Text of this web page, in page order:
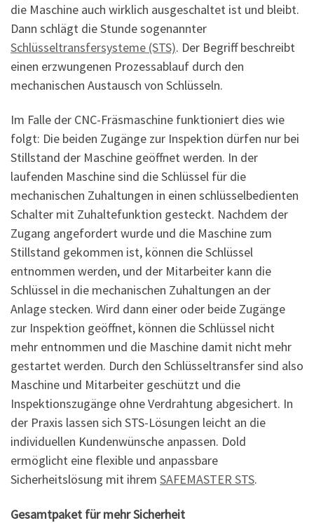
die Maschine auch wirklich ausgeschaltet ist und bleibt.
Dann schlägt die Stunde sogenannter
Schlüsseltransfersysteme (STS). Der Begriff beschreibt
einen erzwungenen Prozessablauf durch den
mechanischen Austausch von Schlüsseln.
Im Falle der CNC-Fräsmaschine funktioniert dies wie
folgt: Die beiden Zugänge zur Inspektion dürfen nur bei
Stillstand der Maschine geöffnet werden. In der
laufenden Maschine sind die Schlüssel für die
mechanischen Zuhaltungen in einen schlüsselbedienten
Schalter mit Zuhaltefunktion gesteckt. Nachdem der
Zugang angefordert wurde und die Maschine zum
Stillstand gekommen ist, können die Schlüssel
entnommen werden, und der Mitarbeiter kann die
Schlüssel in die mechanischen Zuhaltungen an der
Anlage stecken. Wird dann einer oder beide Zugänge
zur Inspektion geöffnet, können die Schlüssel nicht
mehr entnommen und die Maschine damit nicht mehr
gestartet werden. Durch den Schlüsseltransfer sind also
Maschine und Mitarbeiter geschützt und die
Inspektionszugänge ohne Verdrahtung abgesichert. In
der Praxis lassen sich STS-Lösungen leicht an die
individuellen Kundenwünsche anpassen. Dold
ermöglicht eine flexible und anpassbare
Sicherheitslösung mit ihrem SAFEMASTER STS.
Gesamtpaket für mehr Sicherheit